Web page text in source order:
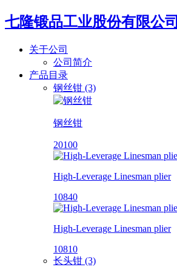
七隆锻品工业股份有限公司
关于公司
公司简介
产品目录
钢丝钳 (3)
钢丝钳
20100
High-Leverage Linesman plier
10840
High-Leverage Linesman plier
10810
长头钳 (3)